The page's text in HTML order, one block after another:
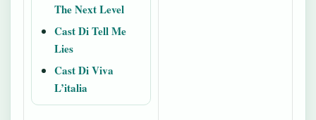
The Next Level
Cast Di Tell Me
Lies
Cast Di Viva
L’italia